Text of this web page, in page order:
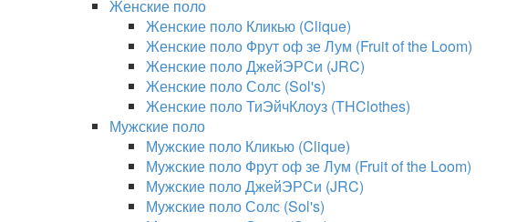
Женские поло
Женские поло Кликью (Clique)
Женские поло Фрут оф зе Лум (Fruit of the Loom)
Женские поло ДжейЭРСи (JRC)
Женские поло Солс (Sol's)
Женские поло ТиЭйчКлоуз (THClothes)
Мужские поло
Мужские поло Кликью (Clique)
Мужские поло Фрут оф зе Лум (Fruit of the Loom)
Мужские поло ДжейЭРСи (JRC)
Мужские поло Солс (Sol's)